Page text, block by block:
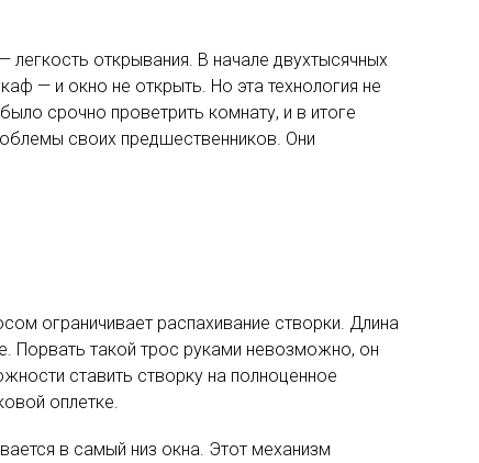
открывания. В начале двухтысячных
— и окно не открыть. Но эта технология не
срочно проветрить комнату, и в итоге
своих предшественников. Они
ограничивает распахивание створки. Длина
Порвать такой трос руками невозможно, он
ставить створку на полноценное
оплетке.
в самый низ окна. Этот механизм